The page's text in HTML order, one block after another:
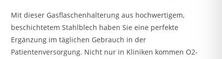
Mit dieser Gasflaschenhalterung aus hochwertigem,
beschichtetem Stahlblech haben Sie eine perfekte
Ergänzung im täglichen Gebrauch in der
Patientenversorgung. Nicht nur in Kliniken kommen O2-